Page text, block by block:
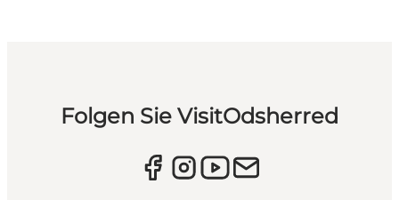
Folgen Sie VisitOdsherred